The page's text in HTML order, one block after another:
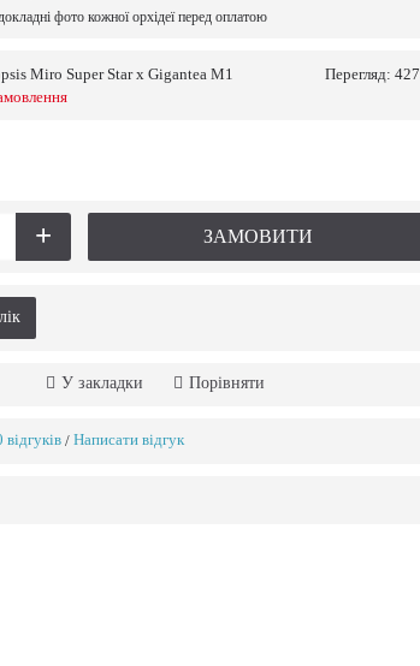
фото кожної орхідеї перед оплатою
Перегляд:
Miro Super Star x Gigantea M1
+ ЗАМОВИТИ
У закладки Порівняти
відгуків/ Написати відгук